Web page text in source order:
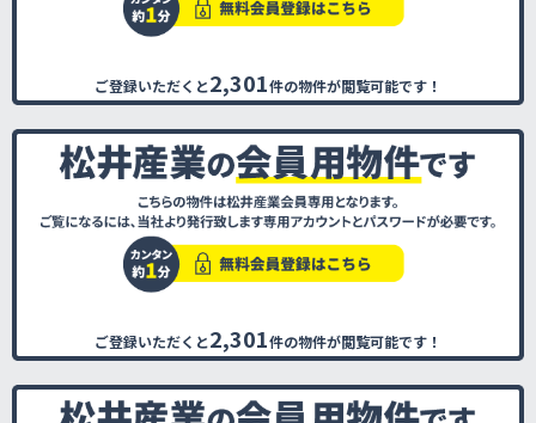
ご登録いただくと2,301件の物件が閲覧可能です！
ご登録いただくと2,301件の物件が閲覧可能です！